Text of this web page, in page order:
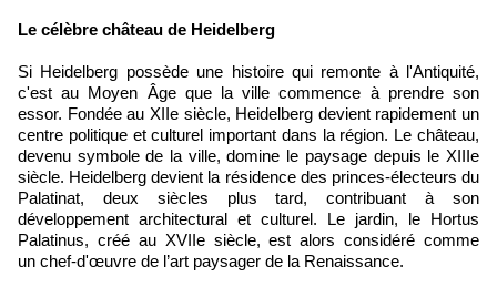
Le célèbre château de Heidelberg
Si Heidelberg possède une histoire qui remonte à l'Antiquité,
c'est au Moyen Âge que la ville commence à prendre son
essor. Fondée au XIIe siècle, Heidelberg devient rapidement un
centre politique et culturel important dans la région. Le château,
devenu symbole de la ville, domine le paysage depuis le XIIIe
siècle. Heidelbergdevient la résidence des princes-électeurs du
Palatinat, deux siècles plus tard, contribuant à son
développement architectural et culturel. Le jardin, le Hortus
Palatinus, créé au XVIIe siècle, est alors considéré comme
un chef-d'œuvre de l’art paysager de la Renaissance.